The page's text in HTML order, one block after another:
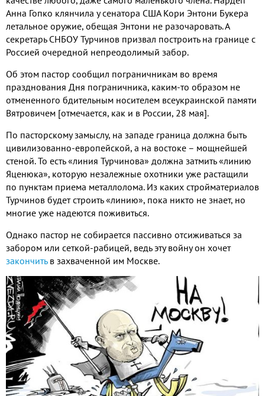
Анна Гопко клянчила у сенатора США Кори Энтони Букера
летальное оружие, обещая Энтони не разочаровать. А
секретарь СНБОУ Турчинов призвал построить на границе с
Россией очередной непреодолимый забор.
Об этом пастор сообщил пограничникам во время
празднования Дня пограничника, каким-то образом не
отмененного бдительным носителем всеукраинской памяти
Вятровичем [отмечается, как и в России, 28 мая].
По пасторскому замыслу, на западе граница должна быть
цивилизованно-европейской, а на востоке – мощнейшей
стеной. То есть «линия Турчинова» должна затмить «линию
Яценюка», которую незалежные охотники уже растащили
по пунктам приема металлолома. Из каких стройматериалов
Турчинов будет строить «линию», пока никто не знает, но
многие уже надеются поживиться.
Однако пастор не собирается пассивно отсиживаться за
забором или сеткой-рабицей, ведь эту войну он хочет
закончитьв захваченной им Москве.